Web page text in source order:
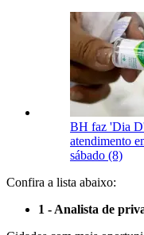
BH faz 'Dia
atendimento
sábado (8)
Confira a lista abaixo:
1 - Analista de